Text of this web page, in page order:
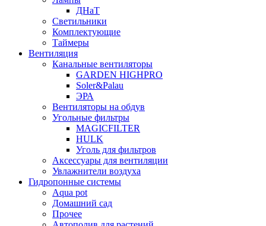
ДНаТ
Светильники
Комплектующие
Таймеры
Вентиляция
Канальные вентиляторы
GARDEN HIGHPRO
Soler&Palau
ЭРА
Вентиляторы на обдув
Угольные фильтры
MAGICFILTER
HULK
Уголь для фильтров
Аксессуары для вентиляции
Увлажнители воздуха
Гидропонные системы
Aqua pot
Домашний сад
Прочее